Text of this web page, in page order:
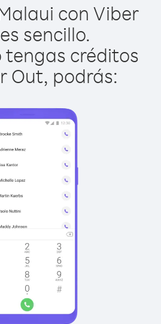
con Viber
sencillo.
tengas créditos
Out, podrás: